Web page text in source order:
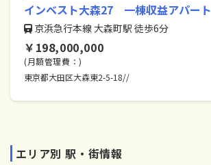
インベスト大森27 一棟収益アパート
京浜急行本線 大森町駅 徒歩6分
￥198,000,000
(月額管理費：)
東京都大田区大森東2-5-18//
エリア別 駅・街情報